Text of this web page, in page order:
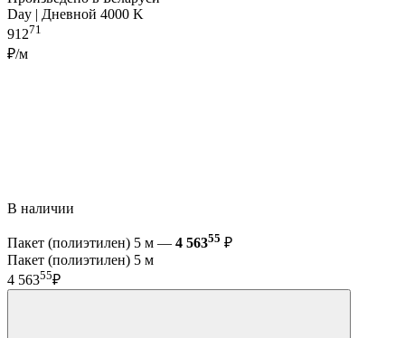
Day | Дневной 4000 K
91271
₽/м
В наличии
Пакет (полиэтилен) 5 м — 4 56355 ₽
Пакет (полиэтилен) 5 м
4 56355₽